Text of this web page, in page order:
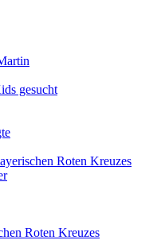
gesucht
Roten Kreuzes
Roten Kreuzes